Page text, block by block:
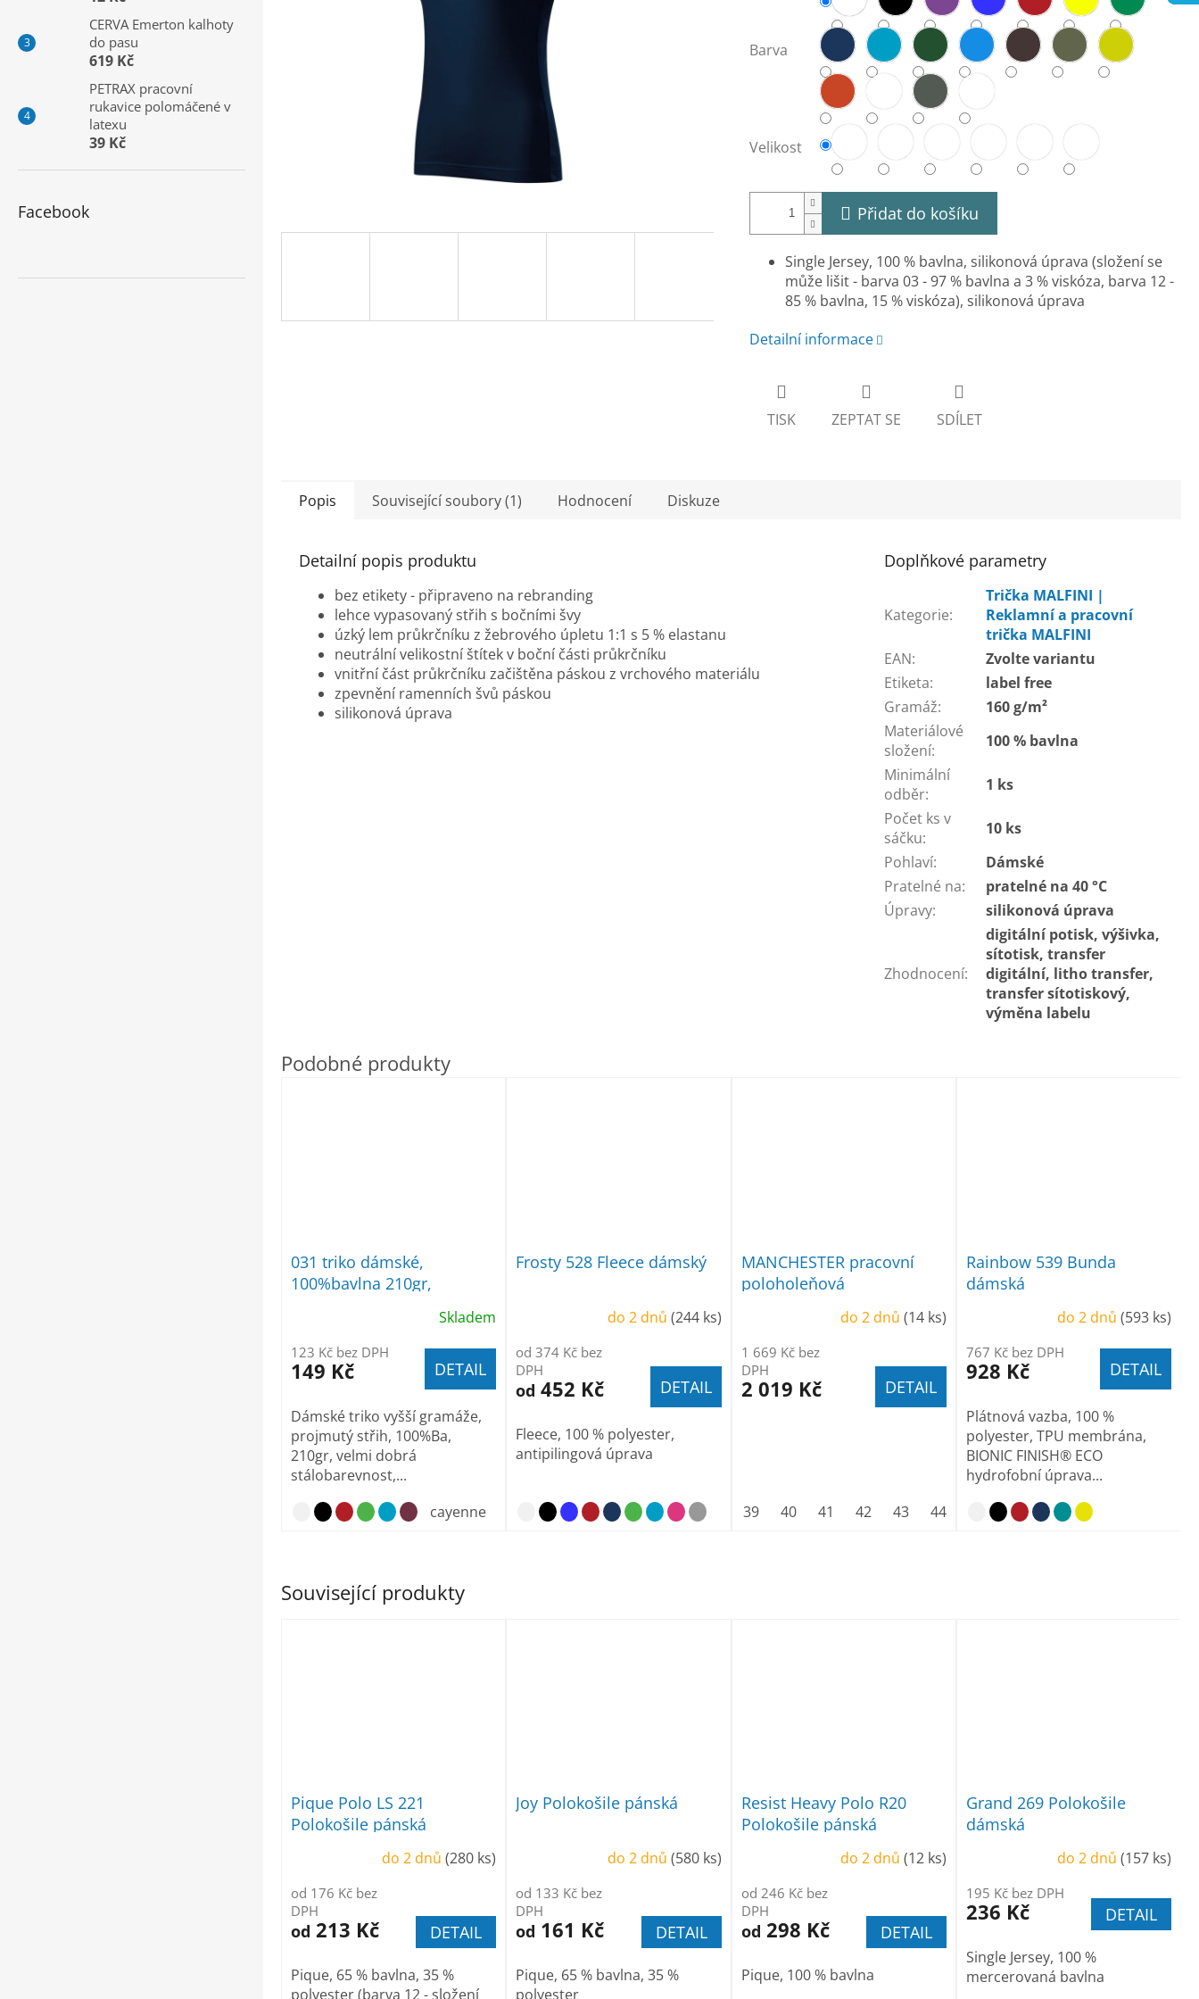
CERVA Emerton kalhoty
do pasu
619 Kč
PETRAX pracovní
rukavice polomáčené v
latexu
39 Kč
Facebook
Barva
Velikost
Přidat do košíku
Single Jersey, 100 % bavlna, silikonová úprava (složení se
může lišit - barva 03 - 97 % bavlna a 3 % viskóza, barva 12 -
85 % bavlna, 15 % viskóza), silikonová úprava
Detailní informace
TISK ZEPTAT SE SDÍLET
Související produkty
Pique Polo LS 221
Polokošile pánská
do 2 dnů(280 ks)
od 176 Kč bez
DPH
od 213 Kč DETAIL
Pique, 65 % bavlna, 35 %
polyester (barva 12 - složení
Joy Polokošile pánská
do 2 dnů (580 ks)
od 133 Kč bez
DPH
od 161 Kč DETAIL
Pique, 65 % bavlna, 35 %
polyester
Resist Heavy Polo R20
Polokošile pánská
do 2 dnů (12 ks)
od 246 Kč bez
DPH
od 298 Kč DETAIL
Pique, 100 % bavlna
Grand 269 Polokošile
dámská
do 2 dnů (157 ks)
195 Kč bez DPH
236 Kč DETAIL
Single Jersey, 100 %
mercerovaná bavlna
Popis Související soubory (1) Hodnocení Diskuze
Detailní popis produktu
bez etikety - připraveno na rebranding
lehce vypasovaný střih s bočními švy
úzký lem průkrčníku z žebrového úpletu 1:1 s 5 % elastanu
neutrální velikostní štítek v boční části průkrčníku
vnitřní část průkrčníku začištěna páskou z vrchového materiálu
zpevnění ramenních švů páskou
silikonová úprava
Doplňkové parametry
Kategorie:
Trička MALFINI |
Reklamní a pracovní
trička MALFINI
EAN:
Zvolte variantu
Etiketa:
label free
Gramáž:
160 g/m²
Materiálové
složení:
100 % bavlna
Minimální
odběr:
1 ks
Počet ks v
sáčku:
10 ks
Pohlaví:
Dámské
Pratelné na:
pratelné na 40 °C
Úpravy: silikonová úprava
Zhodnocení:
digitální potisk, výšivka,
sítotisk, transfer
digitální, litho transfer,
transfer sítotiskový,
výměna labelu
031 triko dámské,
100%bavlna 210gr,
Skladem
123 Kč bez DPH
149 Kč DETAIL
Dámské triko vyšší gramáže,
projmutý střih, 100%Ba,
210gr, velmi dobrá
stálobarevnost,...
cayenne
Frosty 528 Fleece dámský
do 2 dnů (244 ks)
od 374 Kč bez
DPH
od 452 Kč DETAIL
Fleece, 100 % polyester,
antipilingová úprava
MANCHESTER pracovní
poloholeňová
do 2 dnů (14 ks)
1 669 Kč bez
DPH
2 019 Kč DETAIL
39 40 41 42 43 44 46 47
Rainbow 539 Bunda
dámská
do 2 dnů (593 ks)
767 Kč bez DPH
928 Kč DETAIL
Plátnová vazba, 100 %
polyester, TPU membrána,
BIONIC FINISH® ECO
hydrofobní úprava...